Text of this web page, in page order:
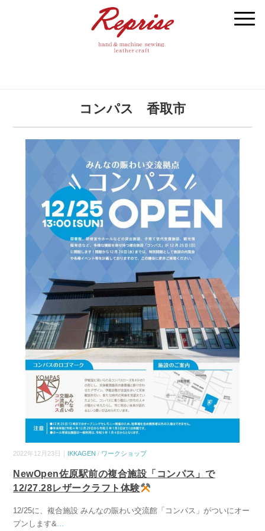
コンパス 香取市
2022年12月23日｜ IKKAGEN / ワークショップ
NewOpen佐原駅前の複合施設「コンパス」で
12/27.28レザークラフト体験
12/25に、複合施設 みんなの賑わい交流館「コンパス」がついにオー
プンします&...